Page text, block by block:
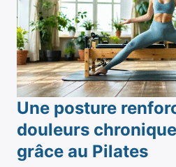
Une posture
douleurs
grâce au Pilates